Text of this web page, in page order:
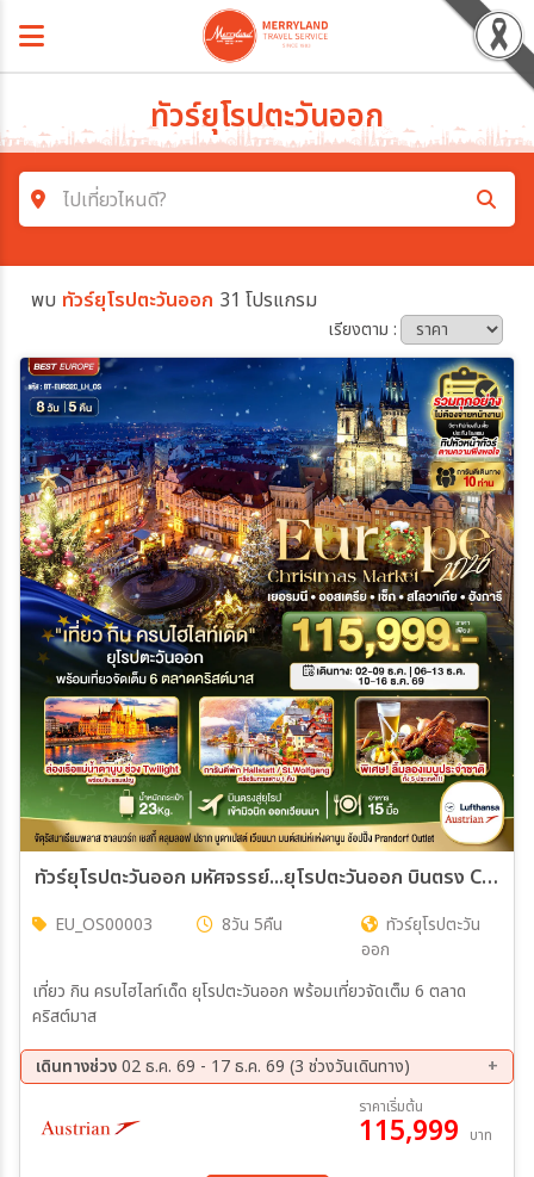
ทัวร์ยุโรปตะวันออก
ไปเที่ยวไหนดี?
ค้นหาโปรแกรมทัวร์
โซน
ประเทศ
เมือง
สายการบิน
ตั้งแต่วันที่
ถึงวันที่
เฉพาะเดือน
เฉพาะเทศกาล
พบ ทัวร์ยุโรปตะวันออก 31 โปรแกรม
เรียงตาม :
ทัวร์ยุโรปตะวันออก มหัศจรรย์...ยุโรปตะวันออก บินตรง Christmas Market 2026 สวย ครบ คุ้ม ที่สุดแห่งปี 8วัน 5คืน (OS)
EU_OS00003 8วัน 5คืน
ทัวร์ยุโรปตะวัน
ออก
เที่ยว กิน ครบไฮไลท์เด็ด ยุโรปตะวันออก พร้อมเที่ยวจัดเต็ม 6 ตลาด
คริสต์มาส
เดินทางช่วง02 ธ.ค. 69 - 17 ธ.ค. 69 (3 ช่วงวันเดินทาง)
06 ธ.ค. 69 - 13 ธ.ค. 69
10 ธ.ค. 69 - 17 ธ.ค. 69
ราคาเริ่มต้น
115,999 บาท